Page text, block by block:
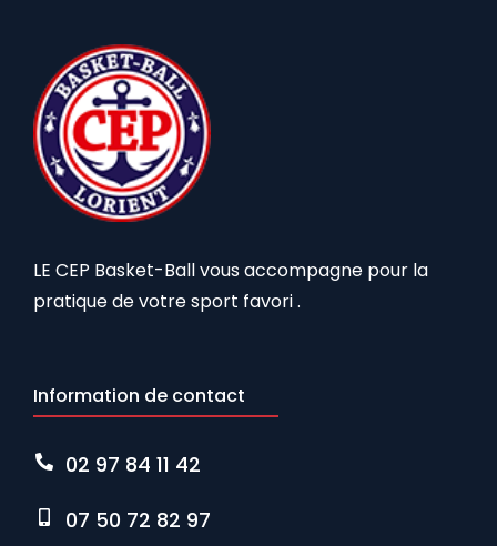
LE CEP Basket-Ball vous accompagne pour la
pratique de votre sport favori .
Information de contact
02 97 84 11 42
07 50 72 82 97